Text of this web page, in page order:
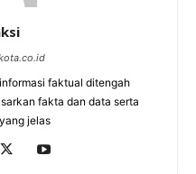
faktual ditengah
fakta dan data serta
jelas